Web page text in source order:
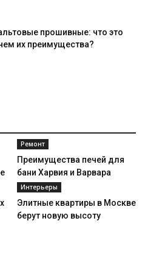
прошивные: что это
их преимущества?
Ремонт
Преимущества печей для
бани Харвия и Варвара
Интерьеры
Элитные квартиры в Москве
берут новую высоту